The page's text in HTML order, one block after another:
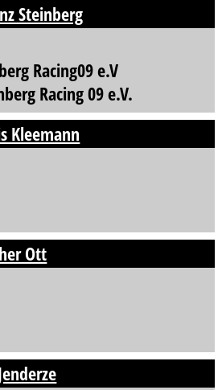
Steinberg
Racing09 e.V
Racing 09 e.V.
Kleemann
Ott